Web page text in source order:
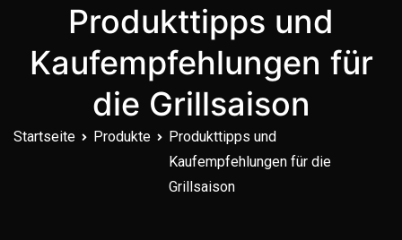
Produkttipps und
Kaufempfehlungen für
die Grillsaison
Startseite Produkte
Produkttipps und
Kaufempfehlungen für die
Grillsaison